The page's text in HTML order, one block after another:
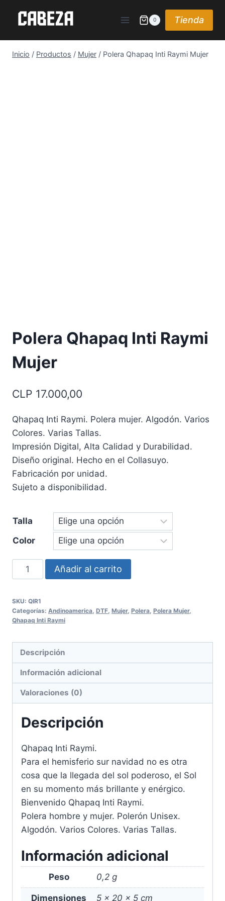
0 Tienda
Inicio / Productos / Mujer / Polera Qhapaq Inti Raymi Mujer
Polera Qhapaq Inti Raymi
Mujer
CLP 17.000,00
Qhapaq Inti Raymi. Polera mujer. Algodón. Varios
Colores. Varias Tallas.
Impresión Digital, Alta Calidad y Durabilidad.
Diseño original. Hecho en el Collasuyo.
Fabricación por unidad.
Sujeto a disponibilidad.
Talla
Color
Polera
Qhapaq
Raymi
Mujer
Añadir al carrito
SKU: QIR1
Categorías: Andinoamerica, DTF, Mujer, Polera, Polera Mujer,
Qhapaq Inti Raymi
Descripción
Información adicional
Valoraciones (0)
Descripción
Qhapaq Inti Raymi.
Para el hemisferio sur navidad no es otra
cosa que la llegada del sol poderoso, el Sol
en su momento más brillante y enérgico.
Bienvenido Qhapaq Inti Raymi.
Polera hombre y mujer. Polerón Unisex.
Algodón. Varios Colores. Varias Tallas.
Información adicional
Peso 0,2 g
Dimensiones 5 × 20 × 5 cm